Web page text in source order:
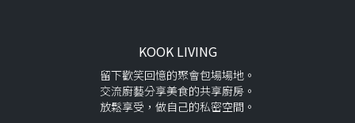
KOOK LIVING
留下歡笑回憶的聚會包場場地。
交流廚藝分享美食的共享廚房。
放鬆享受，做自己的私密空間。